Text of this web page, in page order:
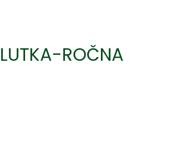
LUTKA-ROČNA